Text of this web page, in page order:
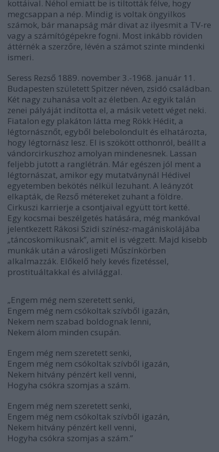
kottáival. Néhol emiatt be is tiltották félve, hogy
megcsappan a nép. Mindig is voltak öngyilkos
számok, bár manapság már divat az ilyesmit a TV-re
vagy a számítógépekre fogni. Most inkább röviden
áttérnék a szerzőre, lévén a számot szinte mindenki
ismeri.
Seress Rezső 1889. november 3.-1968. január 11.
Budapesten született Spitzer néven, zsidó családban.
Két nagy zuhanása volt az életben. Az egyik talán
zenei pályáját indította el, a másik vetett véget neki.
Fiatalon egy plakáton látta meg Rökk Hédit, a
légtornásznőt, egyből belebolondult és elhatározta,
hogy légtornász lesz. El is szökött otthonról, beállt a
vándorcirkuszhoz amolyan mindenesnek. Lassan
feljebb jutott a ranglétrán. Már egészen jól ment a
légtornászat, amikor egy mutatványnál Hédivel
egyetemben bekötés nélkül lezuhant. A leányzót
elkapták, de Rezső métereket zuhant a földre.
Cirkuszi karrierje a csontjaival együtt tört ketté.
Egy kocsmai beszélgetés hatására, még mankóval
jelentkezett Rákosi Szidi színész-magániskolájába
„táncoskomikusnak”, amit el is végzett. Majd kisebb
munkák után a városligeti Műszínkörben
alkalmazzák. Előkelő hely kevés fizetéssel,
prostituáltakkal és alvilággal.
„Engem még nem szeretett senki,
Engem még nem csókoltak szívből igazán,
Nekem nem szabad boldognak lenni,
Nekem álom minden csupán.
Engem még nem szeretett senki,
Engem még nem csókoltak szívből igazán,
Nekem hitvány pénzért kell venni,
Hogyha csókra szomjas a szám.
Engem még nem szeretett senki,
Engem még nem csókoltak szívből igazán,
Nekem hitvány pénzért kell venni,
Hogyha csókra szomjas a szám.”